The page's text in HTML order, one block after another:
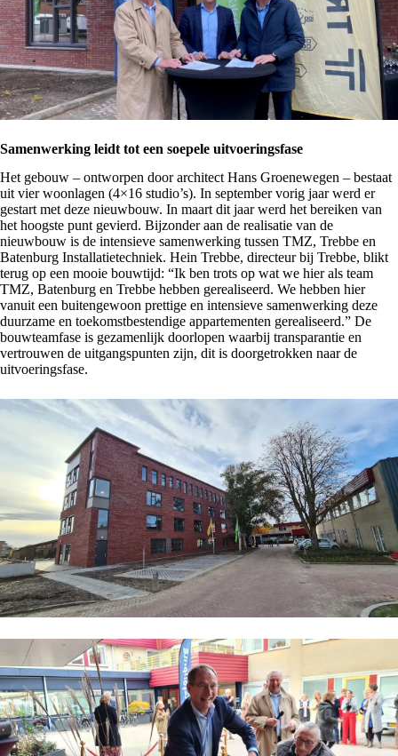
Samenwerking leidt tot een soepele uitvoeringsfase
Het gebouw – ontworpen door architect Hans Groenewegen – bestaat
uit vier woonlagen (4×16 studio’s). In september vorig jaar werd er
gestart met deze nieuwbouw. In maart dit jaar werd het bereiken van
het hoogste punt gevierd. Bijzonder aan de realisatie van de
nieuwbouw is de intensieve samenwerking tussen TMZ, Trebbe en
Batenburg Installatietechniek. Hein Trebbe, directeur bij Trebbe, blikt
terug op een mooie bouwtijd: “Ik ben trots op wat we hier als team
TMZ, Batenburg en Trebbe hebben gerealiseerd. We hebben hier
vanuit een buitengewoon prettige en intensieve samenwerking deze
duurzame en toekomstbestendige appartementen gerealiseerd.” De
bouwteamfase is gezamenlijk doorlopen waarbij transparantie en
vertrouwen de uitgangspunten zijn, dit is doorgetrokken naar de
uitvoeringsfase.